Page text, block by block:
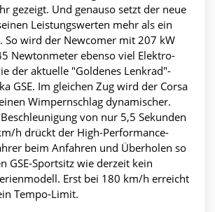
gezeigt. Und genauso setzt der neue
Leistungswerten mehr als ein
So wird der Newcomer mit 207 kW
Newtonmeter ebenso viel Elektro-
der aktuelle "Goldenes Lenkrad"-
GSE. Im gleichen Zug wird der Corsa
Wimpernschlag dynamischer.
von nur 5,5 Sekunden
h drückt der High-Performance-
beim Anfahren und Überholen so
GSE-Sportsitz wie derzeit kein
Erst bei 180 km/h erreicht
Tempo-Limit.